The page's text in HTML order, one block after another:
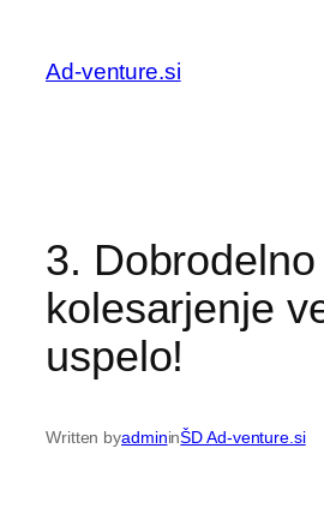
vsebino
Ad-venture.si
3. Dobrodelno
kolesarjenje
uspelo!
Written byadmininŠD Ad-venture.si